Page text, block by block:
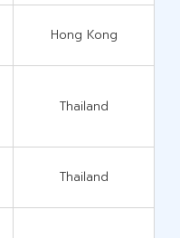
Hong Kong
Thailand
Thailand